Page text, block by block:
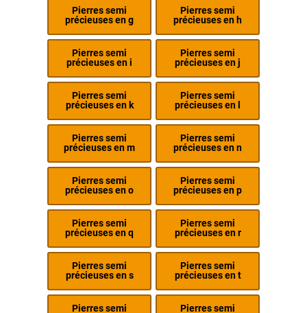
Pierres semi
précieuses en g
Pierres semi
précieuses en h
Pierres semi
précieuses en i
Pierres semi
précieuses en j
Pierres semi
précieuses en k
Pierres semi
précieuses en l
Pierres semi
précieuses en m
Pierres semi
précieuses en n
Pierres semi
précieuses en o
Pierres semi
précieuses en p
Pierres semi
précieuses en q
Pierres semi
précieuses en r
Pierres semi
précieuses en s
Pierres semi
précieuses en t
Pierres semi
Pierres semi